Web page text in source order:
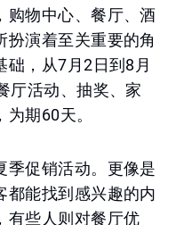
购物中心、餐厅、酒
扮演着至关重要的角
础，从7月2日到8月
厅活动、抽奖、家
期60天。
季促销活动。更像是
都能找到感兴趣的内
有些人则对餐厅优